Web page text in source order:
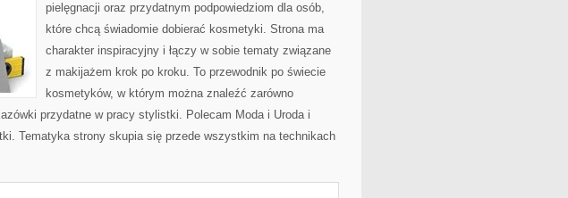
pielęgnacji oraz przydatnym podpowiedziom dla osób,
które chcą świadomie dobierać kosmetyki. Strona ma
charakter inspiracyjny i łączy w sobie tematy związane
z makijażem krok po kroku. To przewodnik po świecie
kosmetyków, w którym można znaleźć zarówno
przydatne w pracy stylistki. Polecam Moda i Uroda i
Tematyka strony skupia się przede wszystkim na technikach